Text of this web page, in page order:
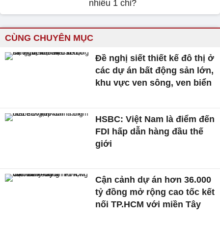
nhiêu 1 chỉ?
CÙNG CHUYÊN MỤC
Đề nghị siết thiết kế đô thị ở
các dự án bất động sản lớn,
khu vực ven sông, ven biển
HSBC: Việt Nam là điểm đến
FDI hấp dẫn hàng đầu thế
giới
Cận cảnh dự án hơn 36.000
tỷ đồng mở rộng cao tốc kết
nối TP.HCM với miền Tây